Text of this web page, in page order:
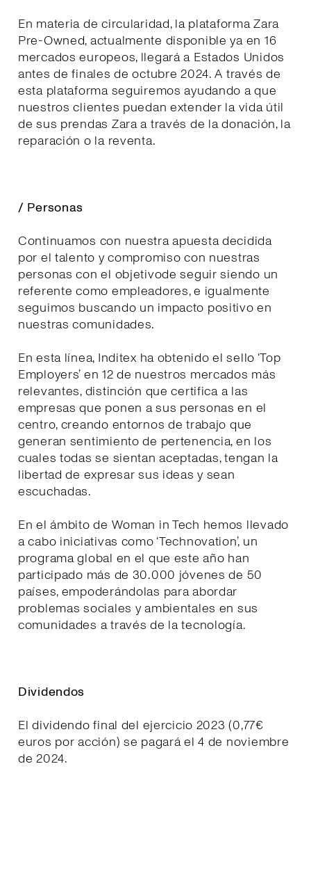
En materia de circularidad, la plataforma Zara
Pre-Owned, actualmente disponible ya en 16
mercados europeos, llegará a Estados Unidos
antes de finales de octubre 2024. A través de
esta plataforma seguiremos ayudando a que
nuestros clientes puedan extender la vida útil
de sus prendas Zara a través de la donación, la
reparación o la reventa.
/ Personas
Continuamos con nuestra apuesta decidida
por el talento y compromiso con nuestras
personas con el objetivode seguir siendo un
referente como empleadores, e igualmente
seguimos buscando un impacto positivo en
nuestras comunidades.
En esta línea, Inditex ha obtenido el sello ‘Top
Employers’ en 12 de nuestros mercados más
relevantes, distinción que certifica a las
empresas que ponen a sus personas en el
centro, creando entornos de trabajo que
generan sentimiento de pertenencia, en los
cuales todas se sientan aceptadas, tengan la
libertad de expresar sus ideas y sean
escuchadas.
En el ámbito de Woman in Tech hemos llevado
a cabo iniciativas como ‘Technovation’, un
programa global en el que este año han
participado más de 30.000 jóvenes de 50
países, empoderándolas para abordar
problemas sociales y ambientales en sus
comunidades a través de la tecnología.
Dividendos
El dividendo final del ejercicio 2023 (0,77€
euros por acción) se pagará el 4 de noviembre
de 2024.